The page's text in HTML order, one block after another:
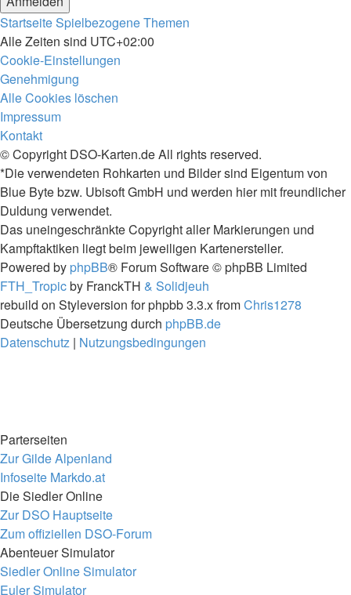
StartseiteSpielbezogene Themen
Alle Zeiten sind UTC+02:00
Cookie-Einstellungen
Genehmigung
Alle Cookies löschen
Impressum
Kontakt
© Copyright DSO-Karten.de All rights reserved.
*Die verwendeten Rohkarten und Bilder sind Eigentum von
Blue Byte bzw. Ubisoft GmbH und werden hier mit freundlicher
Duldung verwendet.
Das uneingeschränkte Copyright aller Markierungen und
Kampftaktiken liegt beim jeweiligen Kartenersteller.
Powered by phpBB® Forum Software © phpBB Limited
FTH_Tropicby FranckTH & Solidjeuh
rebuild on Styleversion for phpbb 3.3.x fromChris1278
Deutsche Übersetzung durch phpBB.de
Datenschutz | Nutzungsbedingungen
Parterseiten
Zur Gilde Alpenland
Infoseite Markdo.at
Die Siedler Online
Zur DSO Hauptseite
Zum offiziellen DSO-Forum
Abenteuer Simulator
Siedler Online Simulator
Euler Simulator